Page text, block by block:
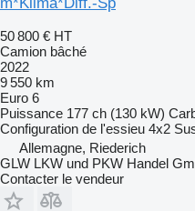
50 800 € HT
Camion bâché
2022
9 550 km
Euro 6
Puissance 177 ch (130 kW)
Configuration de l'essieu 4x2
Allemagne, Riederich
GLW LKW und PKW Handel
Contacter le vendeur